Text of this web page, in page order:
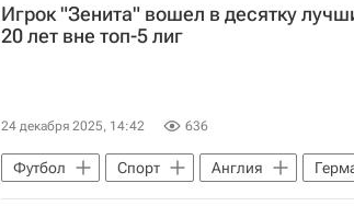
Игрок "Зенита" вошел в десятку
20 лет вне топ-5 лиг
24 декабря 2025, 14:42 636
Футбол Спорт Англия
Родриго Мора
АЗ (Алкмар) Зенит